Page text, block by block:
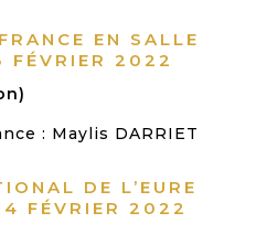
EN SALLE
FÉVRIER 2022
: Maylis DARRIET
DE L’EURE
FÉVRIER 2022